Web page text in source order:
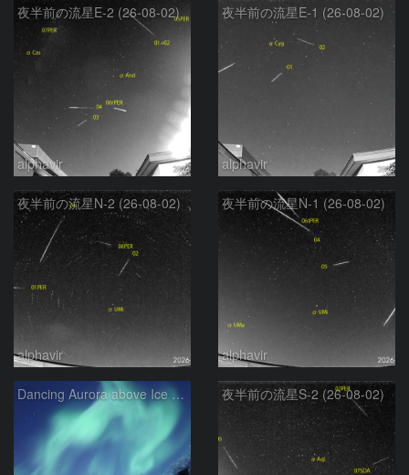
夜半前の流星E-2 (26-08-02)
alphavir
夜半前の流星E-1 (26-08-02)
alphavir
夜半前の流星N-2 (26-08-02)
alphavir
夜半前の流星N-1 (26-08-02)
alphavir
Dancing Aurora above Ice Fall 夜半前の流星S-2 (26-08-02)